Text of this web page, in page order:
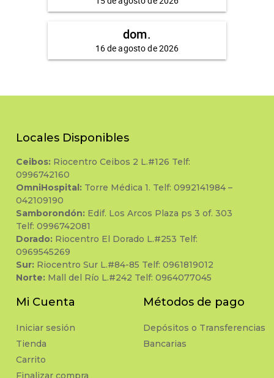
Locales Disponibles
Ceibos: Riocentro Ceibos 2 L.#126 Telf:
0996742160
OmniHospital: Torre Médica 1. Telf: 0992141984 –
042109190
Samborondón: Edif. Los Arcos Plaza ps 3 of. 303
Telf: 0996742081
Dorado: Riocentro El Dorado L.#253 Telf:
0969545269
Sur: Riocentro Sur L.#84-85 Telf: 0961819012
Norte: Mall del Río L.#242 Telf: 0964077045
Mi Cuenta
Iniciar sesión
Tienda
Carrito
Finalizar compra
Métodos de pago
Depósitos o Transferencias
Bancarias